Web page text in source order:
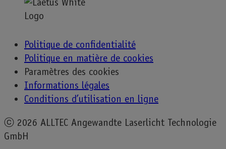
Politique de confidentialité
Politique en matière de cookies
Paramètres des cookies
Informations légales
Conditions d’utilisation en ligne
ⓒ 2026 ALLTEC Angewandte Laserlicht Technologie
GmbH